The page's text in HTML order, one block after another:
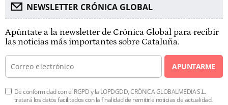
NEWSLETTER CRÓNICA GLOBAL
Apúntate a la newsletter de Crónica Global para recibir
las noticias más importantes sobre Cataluña.
APUNTARME
De conformidad con el RGPD y la LOPDGDD, CRÓNICA GLOBALMEDIA S.L.
tratará los datos facilitados con la finalidad de remitirle noticias de actualidad.